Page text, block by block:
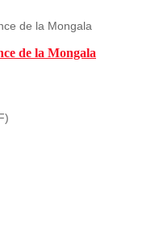
de la Mongala